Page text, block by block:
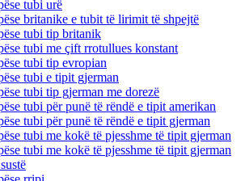
tubi urë
britanike e tubit të lirimit të shpejtë
tubi tip britanik
tubi me çift rrotullues konstant
tubi tip evropian
tubi e tipit gjerman
tubi tip gjerman me dorezë
tubi për punë të rëndë e tipit amerikan
tubi për punë të rëndë e tipit gjerman
tubi me kokë të pjesshme të tipit gjerman
tubi me kokë të pjesshme të tipit gjerman